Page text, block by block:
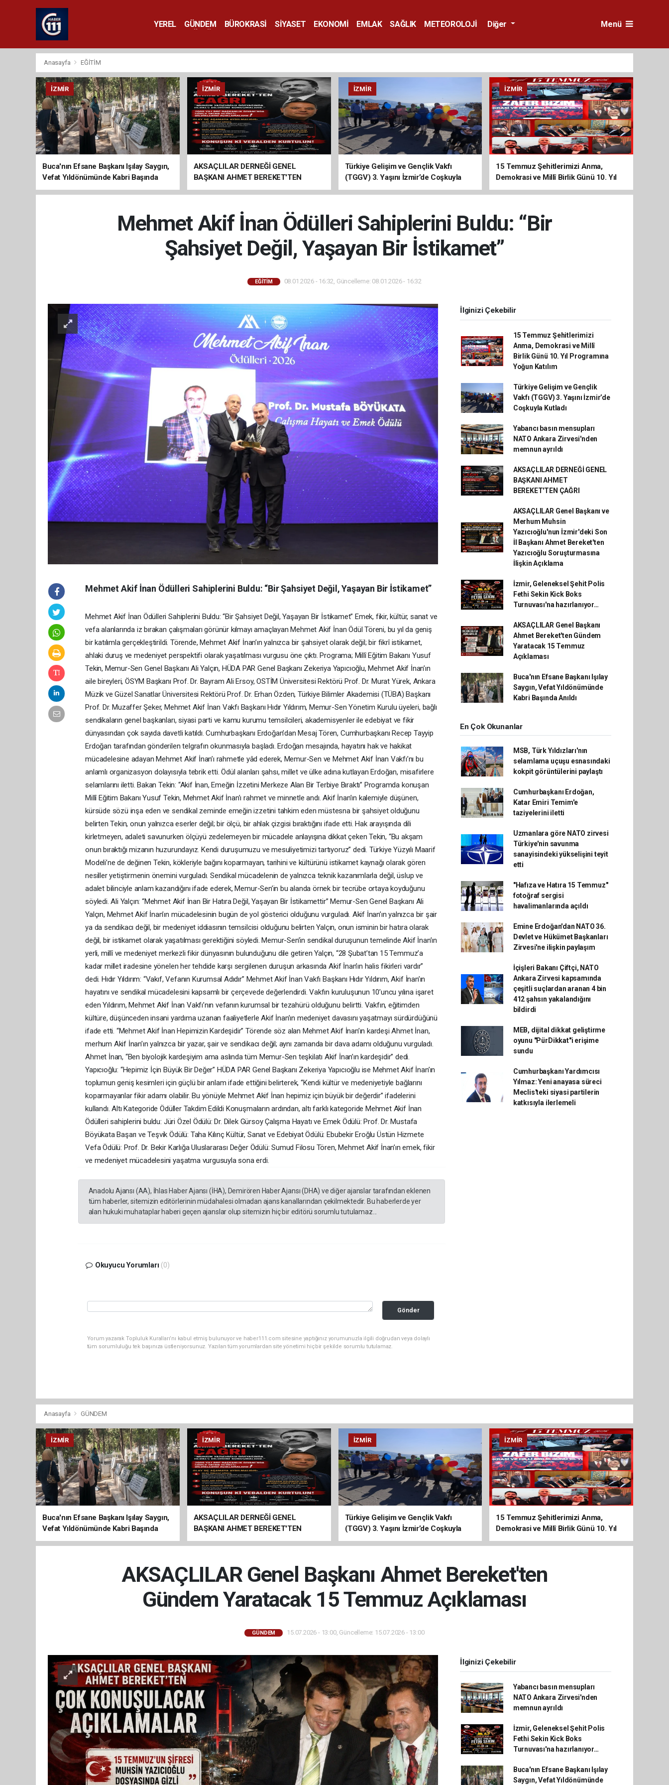
YEREL GÜNDEM BÜROKRASİ SİYASET EKONOMİ EMLAK SAĞLIK
METEOROLOJİ
Diğer Menü
Anasayfa EĞİTİM
İZMIR
Buca'nın Efsane Başkanı Işılay Saygın,
Vefat Yıldönümünde Kabri Başında
Anıldı
İZMIR
AKSAÇLILAR DERNEĞİ GENEL
BAŞKANI AHMET BEREKET'TEN
ÇAĞRI
İZMIR
Türkiye Gelişim ve Gençlik Vakfı
(TGGV) 3. Yaşını İzmir’de Coşkuyla
Kutladı
İZMIR
15 Temmuz Şehitlerimizi Anma,
Demokrasi ve Millî Birlik Günü 10. Yıl
Programına Yoğun Katılım
Mehmet Akif İnan Ödülleri Sahiplerini Buldu: “Bir
Şahsiyet Değil, Yaşayan Bir İstikamet”
EĞİTİM 08.01.2026 - 16:32, Güncelleme: 08.01.2026 - 16:32
Mehmet Akif İnan Ödülleri Sahiplerini Buldu: “Bir Şahsiyet Değil, Yaşayan Bir İstikamet”
Mehmet Akif İnan Ödülleri Sahiplerini Buldu: “Bir Şahsiyet Değil, Yaşayan Bir İstikamet” Emek, fikir, kültür, sanat ve
vefa alanlarında iz bırakan çalışmaları görünür kılmayı amaçlayan Mehmet Akif İnan Ödül Töreni, bu yıl da geniş
bir katılımla gerçekleştirildi. Törende, Mehmet Akif İnan’ın yalnızca bir şahsiyet olarak değil; bir fikrî istikamet,
ahlaki duruş ve medeniyet perspektifi olarak yaşatılması vurgusu öne çıktı. Programa; Millî Eğitim Bakanı Yusuf
Tekin, Memur-Sen Genel Başkanı Ali Yalçın, HÜDA PAR Genel Başkanı Zekeriya Yapıcıoğlu, Mehmet Akif İnan’ın
aile bireyleri, ÖSYM Başkanı Prof. Dr. Bayram Ali Ersoy, OSTİM Üniversitesi Rektörü Prof. Dr. Murat Yürek, Ankara
Müzik ve Güzel Sanatlar Üniversitesi Rektörü Prof. Dr. Erhan Özden, Türkiye Bilimler Akademisi (TÜBA) Başkanı
Prof. Dr. Muzaffer Şeker, Mehmet Akif İnan Vakfı Başkanı Hıdır Yıldırım, Memur-Sen Yönetim Kurulu üyeleri, bağlı
sendikaların genel başkanları, siyasi parti ve kamu kurumu temsilcileri, akademisyenler ile edebiyat ve fikir
dünyasından çok sayıda davetli katıldı. Cumhurbaşkanı Erdoğan’dan Mesaj Tören, Cumhurbaşkanı Recep Tayyip
Erdoğan tarafından gönderilen telgrafın okunmasıyla başladı. Erdoğan mesajında, hayatını hak ve hakikat
mücadelesine adayan Mehmet Akif İnan’ı rahmetle yâd ederek, Memur-Sen ve Mehmet Akif İnan Vakfı’nı bu
anlamlı organizasyon dolayısıyla tebrik etti. Ödül alanları şahsı, millet ve ülke adına kutlayan Erdoğan, misafirlere
selamlarını iletti. Bakan Tekin: “Akif İnan, Emeğin İzzetini Merkeze Alan Bir Terbiye Bıraktı” Programda konuşan
Millî Eğitim Bakanı Yusuf Tekin, Mehmet Akif İnan’ı rahmet ve minnetle andı. Akif İnan’ın kalemiyle düşünen,
kürsüde sözü inşa eden ve sendikal zeminde emeğin izzetini tahkim eden müstesna bir şahsiyet olduğunu
belirten Tekin, onun yalnızca eserler değil; bir ölçü, bir ahlak çizgisi bıraktığını ifade etti. Hak arayışında dili
kirletmeyen, adaleti savunurken ölçüyü zedelemeyen bir mücadele anlayışına dikkat çeken Tekin, “Bu akşam
onun bıraktığı mizanın huzurundayız. Kendi duruşumuzu ve mesuliyetimizi tartıyoruz” dedi. Türkiye Yüzyılı Maarif
Modeli’ne de değinen Tekin, kökleriyle bağını koparmayan, tarihini ve kültürünü istikamet kaynağı olarak gören
nesiller yetiştirmenin önemini vurguladı. Sendikal mücadelenin de yalnızca teknik kazanımlarla değil, üslup ve
adalet bilinciyle anlam kazandığını ifade ederek, Memur-Sen’in bu alanda örnek bir tecrübe ortaya koyduğunu
söyledi. Ali Yalçın: “Mehmet Akif İnan Bir Hatıra Değil, Yaşayan Bir İstikamettir” Memur-Sen Genel Başkanı Ali
Yalçın, Mehmet Akif İnan’ın mücadelesinin bugün de yol gösterici olduğunu vurguladı. Akif İnan’ın yalnızca bir şair
ya da sendikacı değil, bir medeniyet iddiasının temsilcisi olduğunu belirten Yalçın, onun isminin bir hatıra olarak
değil, bir istikamet olarak yaşatılması gerektiğini söyledi. Memur-Sen’in sendikal duruşunun temelinde Akif İnan’ın
yerli, millî ve medeniyet merkezli fikir dünyasının bulunduğunu dile getiren Yalçın, “28 Şubat’tan 15 Temmuz’a
kadar millet iradesine yönelen her tehdide karşı sergilenen duruşun arkasında Akif İnan’ın halis fikirleri vardır”
dedi. Hıdır Yıldırım: “Vakıf, Vefanın Kurumsal Adıdır” Mehmet Akif İnan Vakfı Başkanı Hıdır Yıldırım, Akif İnan’ın
hayatını ve sendikal mücadelesini kapsamlı bir çerçevede değerlendirdi. Vakfın kuruluşunun 10’uncu yılına işaret
eden Yıldırım, Mehmet Akif İnan Vakfı’nın vefanın kurumsal bir tezahürü olduğunu belirtti. Vakfın, eğitimden
kültüre, düşünceden insani yardıma uzanan faaliyetlerle Akif İnan’ın medeniyet davasını yaşatmayı sürdürdüğünü
ifade etti. “Mehmet Akif İnan Hepimizin Kardeşidir” Törende söz alan Mehmet Akif İnan’ın kardeşi Ahmet İnan,
merhum Akif İnan’ın yalnızca bir yazar, şair ve sendikacı değil; aynı zamanda bir dava adamı olduğunu vurguladı.
Ahmet İnan, “Ben biyolojik kardeşiyim ama aslında tüm Memur-Sen teşkilatı Akif İnan’ın kardeşidir” dedi.
Yapıcıoğlu: “Hepimiz İçin Büyük Bir Değer” HÜDA PAR Genel Başkanı Zekeriya Yapıcıoğlu ise Mehmet Akif İnan’ın
toplumun geniş kesimleri için güçlü bir anlam ifade ettiğini belirterek, “Kendi kültür ve medeniyetiyle bağlarını
koparmayanlar fikir adamı olabilir. Bu yönüyle Mehmet Akif İnan hepimiz için büyük bir değerdir” ifadelerini
kullandı. Altı Kategoride Ödüller Takdim Edildi Konuşmaların ardından, altı farklı kategoride Mehmet Akif İnan
Ödülleri sahiplerini buldu: Jüri Özel Ödülü: Dr. Dilek Gürsoy Çalışma Hayatı ve Emek Ödülü: Prof. Dr. Mustafa
Böyükata Başarı ve Teşvik Ödülü: Taha Kılınç Kültür, Sanat ve Edebiyat Ödülü: Ebubekir Eroğlu Üstün Hizmete
Vefa Ödülü: Prof. Dr. Bekir Karlığa Uluslararası Değer Ödülü: Sumud Filosu Tören, Mehmet Akif İnan’ın emek, fikir
ve medeniyet mücadelesini yaşatma vurgusuyla sona erdi.
Anadolu Ajansı (AA), İhlas Haber Ajansı (İHA), Demirören Haber Ajansı (DHA) ve diğer ajanslar tarafından eklenen
tüm haberler, sitemizin editörlerinin müdahalesi olmadan ajans kanallarından çekilmektedir. Bu haberlerde yer
alan hukuki muhataplar haberi geçen ajanslar olup sitemizin hiç bir editörü sorumlu tutulamaz...
Okuyucu Yorumları (0)
Gönder
Yorum yazarak Topluluk Kuralları’nı kabul etmiş bulunuyor ve haber111.com sitesine yaptığınız yorumunuzla ilgili doğrudan veya dolaylı
tüm sorumluluğu tek başınıza üstleniyorsunuz. Yazılan tüm yorumlardan site yönetimi hiçbir şekilde sorumlu tutulamaz.
İlginizi Çekebilir
15 Temmuz Şehitlerimizi
Anma, Demokrasi ve Millî
Birlik Günü 10. Yıl Programına
Yoğun Katılım
Türkiye Gelişim ve Gençlik
Vakfı (TGGV) 3. Yaşını İzmir’de
Coşkuyla Kutladı
Yabancı basın mensupları
NATO Ankara Zirvesi'nden
memnun ayrıldı
AKSAÇLILAR DERNEĞİ GENEL
BAŞKANI AHMET
BEREKET'TEN ÇAĞRI
AKSAÇLILAR Genel Başkanı ve
Merhum Muhsin
Yazıcıoğlu'nun İzmir'deki Son
İl Başkanı Ahmet Bereket'ten
Yazıcıoğlu Soruşturmasına
İlişkin Açıklama
İzmir, Geleneksel Şehit Polis
Fethi Sekin Kick Boks
Turnuvası'na hazırlanıyor…
AKSAÇLILAR Genel Başkanı
Ahmet Bereket'ten Gündem
Yaratacak 15 Temmuz
Açıklaması
Buca'nın Efsane Başkanı Işılay
Saygın, Vefat Yıldönümünde
Kabri Başında Anıldı
En Çok Okunanlar
MSB, Türk Yıldızları'nın
selamlama uçuşu esnasındaki
kokpit görüntülerini paylaştı
Cumhurbaşkanı Erdoğan,
Katar Emiri Temim'e
taziyelerini iletti
Uzmanlara göre NATO zirvesi
Türkiye'nin savunma
sanayisindeki yükselişini teyit
etti
"Hafıza ve Hatıra 15 Temmuz"
fotoğraf sergisi
havalimanlarında açıldı
Emine Erdoğan'dan NATO 36.
Devlet ve Hükümet Başkanları
Zirvesi'ne ilişkin paylaşım
İçişleri Bakanı Çiftçi, NATO
Ankara Zirvesi kapsamında
çeşitli suçlardan aranan 4 bin
412 şahsın yakalandığını
bildirdi
MEB, dijital dikkat geliştirme
oyunu "PürDikkat"i erişime
sundu
Cumhurbaşkanı Yardımcısı
Yılmaz: Yeni anayasa süreci
Meclis'teki siyasi partilerin
katkısıyla ilerlemeli
Anasayfa GÜNDEM
İZMIR
Buca'nın Efsane Başkanı Işılay Saygın,
Vefat Yıldönümünde Kabri Başında
Anıldı
İZMIR
AKSAÇLILAR DERNEĞİ GENEL
BAŞKANI AHMET BEREKET'TEN
ÇAĞRI
İZMIR
Türkiye Gelişim ve Gençlik Vakfı
(TGGV) 3. Yaşını İzmir’de Coşkuyla
Kutladı
İZMIR
15 Temmuz Şehitlerimizi Anma,
Demokrasi ve Millî Birlik Günü 10. Yıl
Programına Yoğun Katılım
AKSAÇLILAR Genel Başkanı Ahmet Bereket'ten
Gündem Yaratacak 15 Temmuz Açıklaması
GÜNDEM 15.07.2026 - 13:00, Güncelleme: 15.07.2026 - 13:00
İlginizi Çekebilir
Yabancı basın mensupları
NATO Ankara Zirvesi'nden
memnun ayrıldı
İzmir, Geleneksel Şehit Polis
Fethi Sekin Kick Boks
Turnuvası'na hazırlanıyor…
Buca'nın Efsane Başkanı Işılay
Saygın, Vefat Yıldönümünde